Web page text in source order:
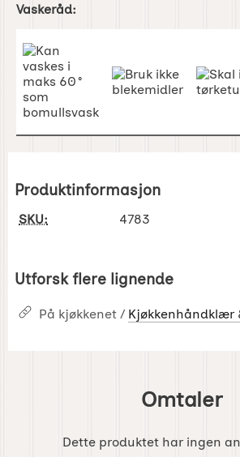
Vaskeråd:
Produktinformasjon
SKU: 4783
Utforsk flere lignende
På kjøkkenet / Kjøkkenhåndklær
Omtaler
Dette produktet har ingen